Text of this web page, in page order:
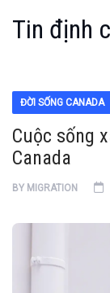
Tin định
ĐỜI SỐNG CANADA
Cuộc sống
Canada
BY MIGRATION